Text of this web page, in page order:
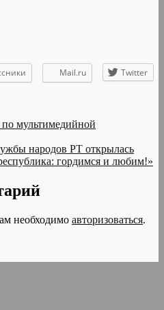
Mail.ru
Twitter
мультимедийной
народов РТ открылась
гордимся и любим!»
необходимо авторизоваться.